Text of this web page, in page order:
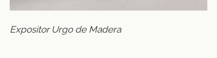
Expositor Urgo de Madera